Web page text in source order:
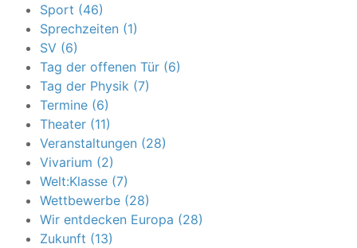
Sport (46)
Sprechzeiten (1)
SV (6)
Tag der offenen Tür (6)
Tag der Physik (7)
Termine (6)
Theater (11)
Veranstaltungen (28)
Vivarium (2)
Welt:Klasse (7)
Wettbewerbe (28)
Wir entdecken Europa (28)
Zukunft (13)